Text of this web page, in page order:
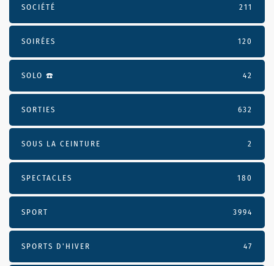
SOCIÉTÉ 211
SOIRÉES 120
SOLO ☎️ 42
SORTIES 632
SOUS LA CEINTURE 2
SPECTACLES 180
SPORT 3994
SPORTS D'HIVER 47